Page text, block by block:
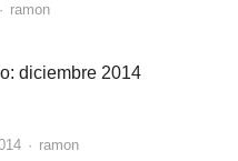
Author
ramon
diciembre 2014
Author
ramon